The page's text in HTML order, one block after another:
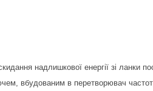
надлишкової енергії зі ланки
вбудованим в перетворювач